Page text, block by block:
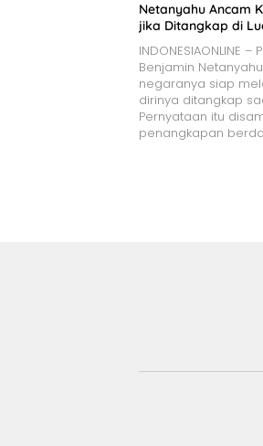
Netanyahu Ancam
jika Ditangkap di
INDONESIAONLINE
Benjamin
negaranya siap
dirinya ditangkap
Pernyataan itu
penangkapan